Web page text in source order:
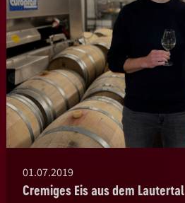
01.07.2019
Cremiges Eis aus dem Lautertal